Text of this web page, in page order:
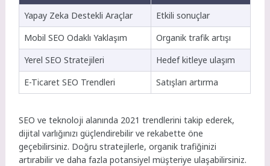
Yapay Zeka Destekli Araçlar
Etkili sonuçlar
Mobil SEO Odaklı Yaklaşım
Organik trafik artışı
Yerel SEO Stratejileri
Hedef kitleye ulaşım
E-Ticaret SEO Trendleri
Satışları artırma
SEO ve teknoloji alanında 2021 trendlerini takip ederek,
dijital varlığınızı güçlendirebilir ve rekabette öne
geçebilirsiniz. Doğru stratejilerle, organik trafiğinizi
artırabilir ve daha fazla potansiyel müşteriye ulaşabilirsiniz.